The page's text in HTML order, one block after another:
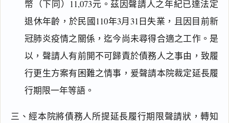
幣（下同）11,073元。茲因聲請人之年紀已達法定
退休年齡，於民國110年3月31日失業，且因目前新
冠肺炎疫情之關係，迄今尚未尋得合適之工作。是
以，聲請人有前開不可歸責於債務人之事由，致履
行更生方案有困難之情事，爰聲請本院裁定延長履
行期限一年等語。
三、經本院將債務人所提延長履行期限聲請狀，轉知